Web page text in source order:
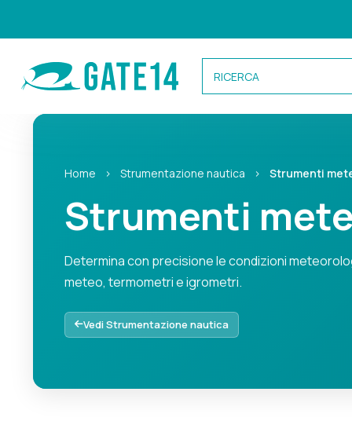
Categorie
Caricamento categorie...
Home › Strumentazione nautica › Strumenti
Strumenti
Determina con precisione le condizioni
meteo, termometri e igrometri.
Determina con precisione le condizioni
Vedi Strumentazione nautica